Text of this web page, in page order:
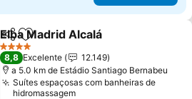
PartilharAdicionar aos favoritos
Elba Madrid Alcalá
4 Estrelas
8,8 Excelente
12.149
a 5.0 km de Estádio Santiago Bernabeu
Suítes espaçosas com banheiras de
hidromassagem